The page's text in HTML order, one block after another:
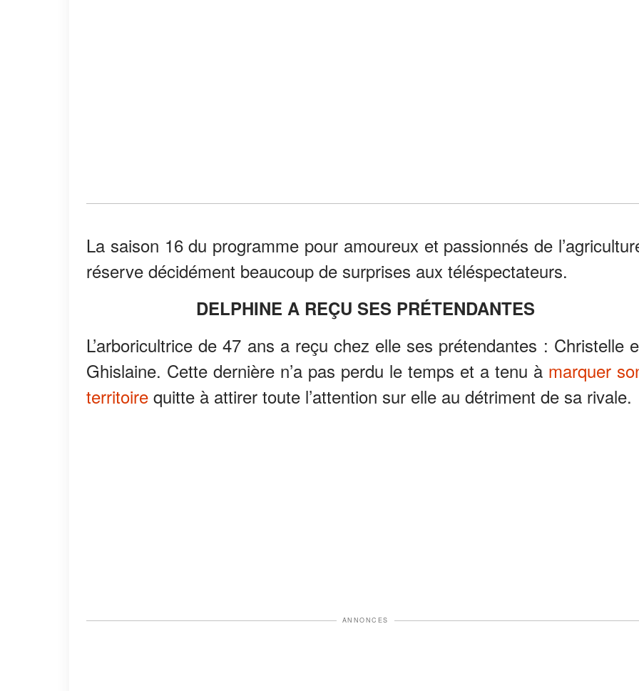
La saison 16 du programme pour amoureux et passionnés de
réserve décidément beaucoup de surprises aux téléspectateurs.
DELPHINE A REÇU SES PRÉTENDANTES
L’arboricultrice de 47 ans a reçu chez elle ses prétendantes : Christelle
Ghislaine. Cette dernière n’a pas perdu le temps et a tenu à marquer
territoire quitte à attirer toute l’attention sur elle au détriment de sa rivale.
ANNONCES